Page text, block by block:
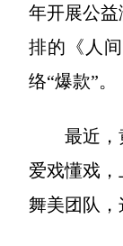
年开展公益
排的《人
络“爆款”。
最近，黄
爱戏懂戏
舞美团队